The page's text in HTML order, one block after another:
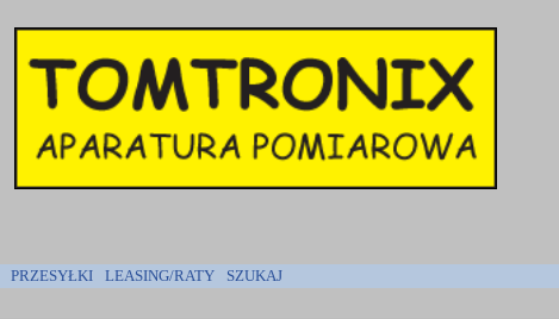
PRZESYŁKI LEASING/RATY SZUKAJ